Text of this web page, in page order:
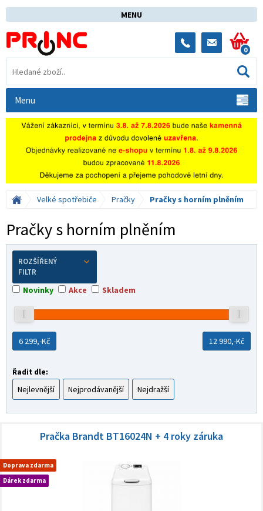
MENU
0
Menu
Velké spotřebiče Pračky Pračky s horním plněním
Pračky s horním plněním
ROZŠÍŘENÝ
FILTR
Novinky Akce Skladem
6 299,-Kč 12 990,-Kč
Řadit dle:
Nejlevnější Nejprodávanější Nejdražší
Doprava zdarma
Dárek zdarma
Pračka Brandt BT16024N + 4 roky záruka